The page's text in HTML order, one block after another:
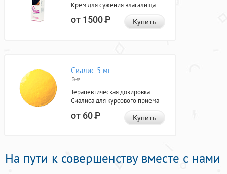
Крем для сужения влагалища
от 1500Р Купить
Сиалис 5 мг
5мг
Терапевтическая дозировка
Сиалиса для курсового приема
от 60Р Купить
На пути к совершенству вместе с нами